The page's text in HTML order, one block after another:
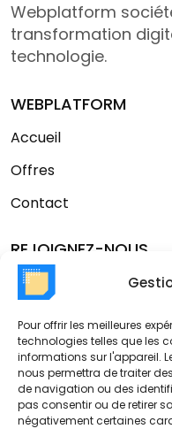
Pour offrir les meilleures
technologies telles que les
informations sur l'appareil.
nous permettra de traiter
de navigation ou des
pas consentir ou de retirer
négativement certaines
Webplatform
transformation
technologie.
WEBPLATFORM
Accueil
Offres
Contact
REJOIGNEZ-NOUS
Linkedin
CONTACT
Email:contact@web-
Téléphone:+33 189 162
Adresse:38 Rue
France